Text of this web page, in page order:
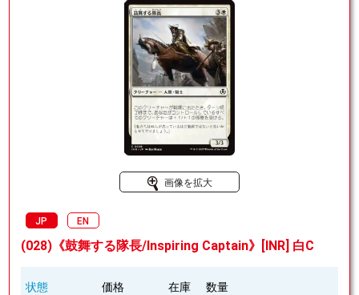
画像を拡大
JP EN
(028)《鼓舞する隊長/Inspiring Captain》[INR] 白C
状態 価格 在庫 数量